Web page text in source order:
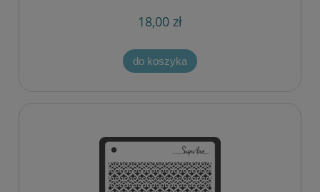
18,00 zł
do koszyka